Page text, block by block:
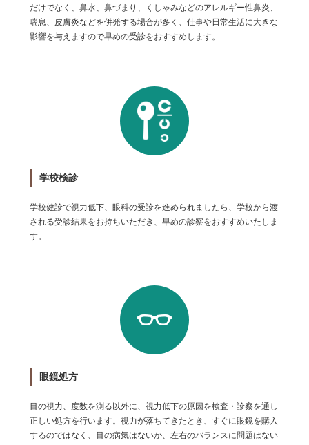
だけでなく、鼻水、鼻づまり、くしゃみなどのアレルギー性鼻炎、
喘息、皮膚炎などを併発する場合が多く、仕事や日常生活に大きな
影響を与えますので早めの受診をおすすめします。
学校検診
学校健診で視力低下、眼科の受診を進められましたら、学校から渡
される受診結果をお持ちいただき、早めの診察をおすすめいたしま
す。
眼鏡処方
目の視力、度数を測る以外に、視力低下の原因を検査・診察を通し
正しい処方を行います。視力が落ちてきたとき、すぐに眼鏡を購入
するのではなく、目の病気はないか、左右のバランスに問題はない